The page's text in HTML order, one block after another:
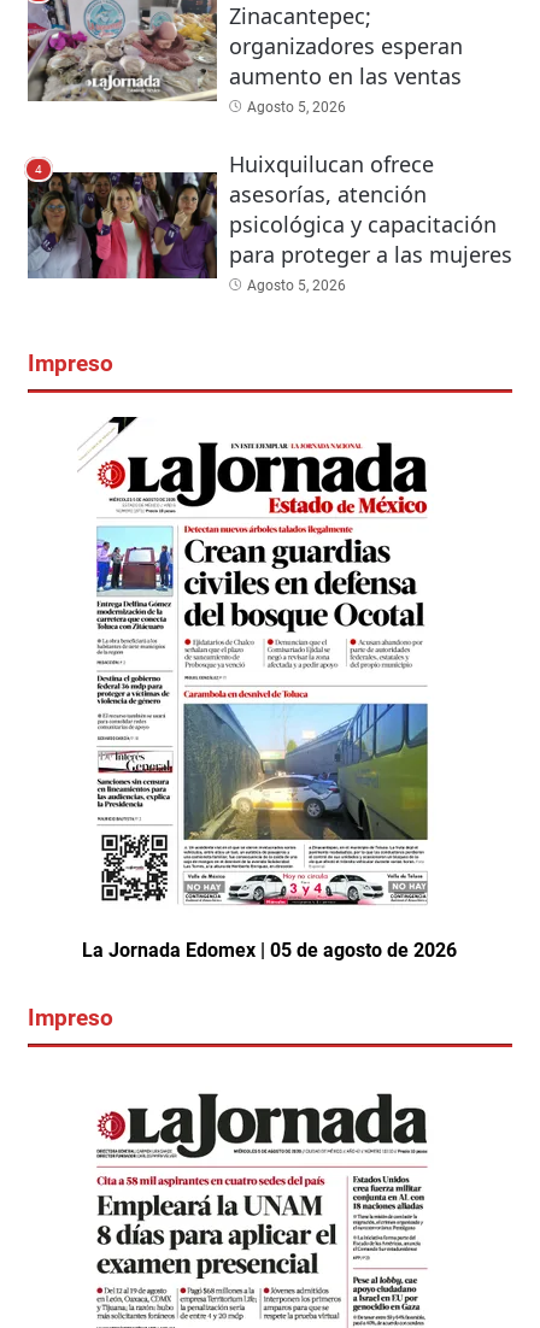
Zinacantepec;
organizadores esperan
aumento en las ventas
Agosto 5, 2026
4
Huixquilucan ofrece
asesorías, atención
psicológica y capacitación
para proteger a las mujeres
Agosto 5, 2026
Impreso
La Jornada Edomex | 05 de agosto de 2026
Impreso